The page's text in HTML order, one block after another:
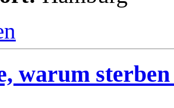
warum sterben